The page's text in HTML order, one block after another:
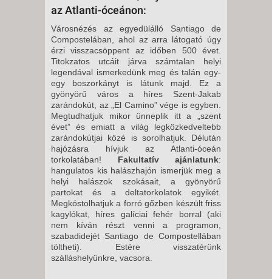
az Atlanti-óceánon:
Városnézés az egyedülálló Santiago de
Compostelában, ahol az arra látogató úgy
érzi visszacsöppent az időben 500 évet.
Titokzatos utcáit járva számtalan helyi
legendával ismerkedünk meg és talán egy-
egy boszorkányt is látunk majd. Ez a
gyönyörű város a híres Szent-Jakab
zarándokút, az „El Camino” vége is egyben.
Megtudhatjuk mikor ünneplik itt a „szent
évet” és emiatt a világ legközkedveltebb
zarándokútjai közé is sorolhatjuk. Délután
hajózásra hívjuk az Atlanti-óceán
torkolatában! Fakultatív ajánlatunk:
hangulatos kis halászhajón ismerjük meg a
helyi halászok szokásait, a gyönyörű
partokat és a deltatorkolatok egyikét.
Megkóstolhatjuk a forró gőzben készült friss
kagylókat, híres galíciai fehér borral (aki
nem kíván részt venni a programon,
szabadidejét Santiago de Compostellában
töltheti). Estére visszatérünk
szálláshelyünkre, vacsora.